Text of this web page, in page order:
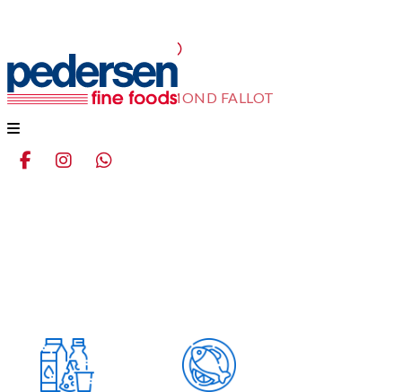
EDMOND FALLOT
Home Productos EDMOND FALLOT
aqui